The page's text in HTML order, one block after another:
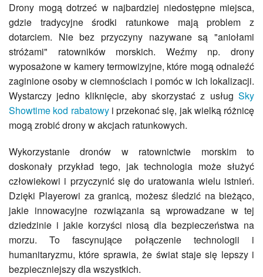
Drony mogą dotrzeć w najbardziej niedostępne miejsca,
gdzie tradycyjne środki ratunkowe mają problem z
dotarciem. Nie bez przyczyny nazywane są "aniołami
stróżami" ratowników morskich. Weźmy np. drony
wyposażone w kamery termowizyjne, które mogą odnaleźć
zaginione osoby w ciemnościach i pomóc w ich lokalizacji.
Wystarczy jedno kliknięcie, aby skorzystać z usług Sky
Showtime kod rabatowyi przekonać się, jak wielką różnicę
mogą zrobić drony w akcjach ratunkowych.
Wykorzystanie dronów w ratownictwie morskim to
doskonały przykład tego, jak technologia może służyć
człowiekowi i przyczynić się do uratowania wielu istnień.
Dzięki Playerowi za granicą, możesz śledzić na bieżąco,
jakie innowacyjne rozwiązania są wprowadzane w tej
dziedzinie i jakie korzyści niosą dla bezpieczeństwa na
morzu. To fascynujące połączenie technologii i
humanitaryzmu, które sprawia, że świat staje się lepszy i
bezpieczniejszy dla wszystkich.